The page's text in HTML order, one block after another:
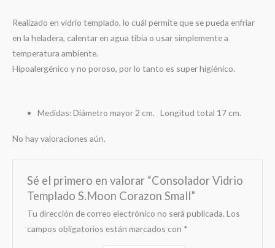
Realizado en vidrio templado, lo cuál permite que se pueda enfriar
en la heladera, calentar en agua tibia o usar simplemente a
temperatura ambiente.
Hipoalergénico y no poroso, por lo tanto es super higiénico.
Medidas:Diámetro mayor 2 cm. Longitud total 17 cm.
No hay valoraciones aún.
Sé el primero en valorar “Consolador Vidrio
Templado S.Moon Corazon Small”
Tu dirección de correo electrónico no será publicada. Los
campos obligatorios están marcados con *